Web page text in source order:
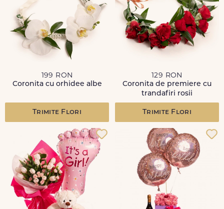
199 RON
Coronita cu orhidee albe
Trimite Flori
129 RON
Coronita de premiere cu
trandafiri rosii
Trimite Flori